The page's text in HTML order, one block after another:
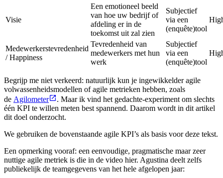
Visie
Een emotioneel beeld
van hoe uw bedrijf of
afdeling er in de
toekomst uit zal zien
Subjectief
via een
(enquête)tool
Medewerkerstevredenheid
/ Happiness
Tevredenheid van
medewerkers met hun
werk
Subjectief
via een
(enquête)tool
Begrijp me niet verkeerd: natuurlijk kun je ingewikkelder agile
volwassenheidsmodellen of agile metrieken hebben, zoals
de Agilometer
. Maar ik vind het gedachte-experiment om slechts
één KPI te willen meten best spannend. Daarom wordt in dit artikel
dit doel onderzocht.
We gebruiken de bovenstaande agile KPI’s als basis voor deze tekst.
Een opmerking vooraf: een eenvoudige, pragmatische maar zeer
nuttige agile metriek is die in de video hier. Agustina deelt zelfs
publiekelijk de teamgegevens van het hele afgelopen jaar: